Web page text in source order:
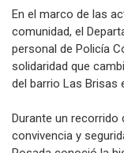
En el marco de las
comunidad, el
personal de Policía
solidaridad que
del barrio Las Brisas
Durante un
convivencia y